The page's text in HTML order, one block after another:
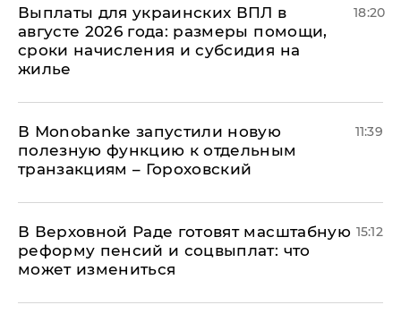
Выплаты для украинских ВПЛ в
августе 2026 года: размеры помощи,
сроки начисления и субсидия на
жилье
18:20
В Мonobankе запустили новую
полезную функцию к отдельным
транзакциям – Гороховский
11:39
В Верховной Раде готовят масштабную
реформу пенсий и соцвыплат: что
может измениться
15:12